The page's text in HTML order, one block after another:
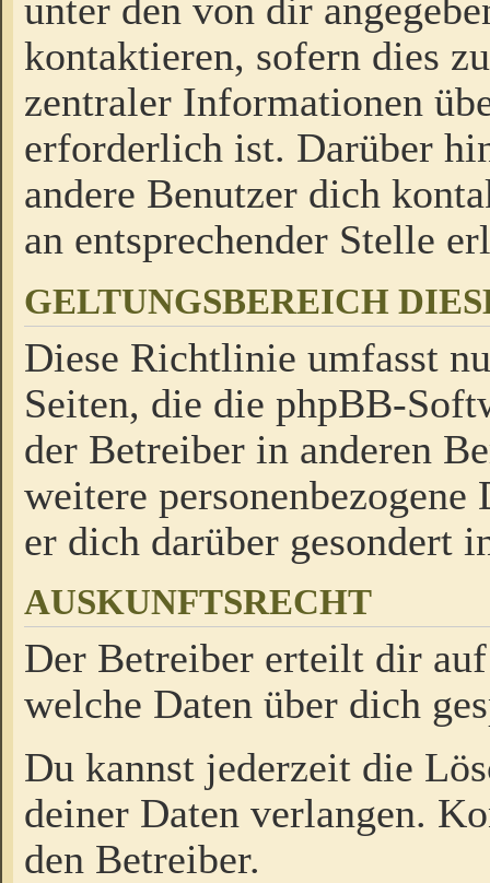
unter den von dir
kontaktieren, sofern dies
zentraler Informationen
erforderlich ist. Darüber
andere Benutzer dich
an entsprechender Stelle
GELTUNGSBEREICH
Diese Richtlinie umfasst
Seiten, die die phpBB-
der Betreiber in anderen
weitere
er dich darüber gesondert
AUSKUNFTSRECHT
Der Betreiber erteilt dir
welche Daten über dich
Du kannst jederzeit die
deiner Daten verlangen.
den Betreiber.